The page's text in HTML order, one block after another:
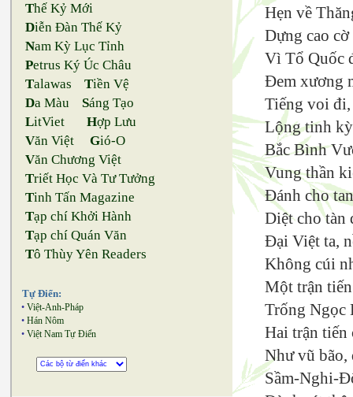
Thế Kỷ Mới
Diễn Đàn Thế Kỷ
Nam Kỳ Lục Tỉnh
Petrus Ký Úc Châu
Talawas Tiền Vệ
Da Màu Sáng Tạo
LitViet Hợp Lưu
Văn Việt Gió-O
Văn Chương Việt
Triết Học Và Tư Tưởng
Tinh Tấn Magazine
Tạp chí Khởi Hành
Tạp chí Quán Văn
Tô Thùy Yên Readers
Tự Điển:
• Việt-Anh-Pháp
• Hán Nôm
• Việt Nam Tự Điển
Hẹn về
Dựng cao
Vì Tổ Quốc
Đem xương
Tiếng voi đi,
Lộng tinh
Bắc Bình
Vung thần
Đánh cho
Diệt cho tàn
Đại Việt ta,
Không cúi
Một trận
Trống Ngọc
Hai trận tiến
Như vũ bão,
Sầm-Nghi-